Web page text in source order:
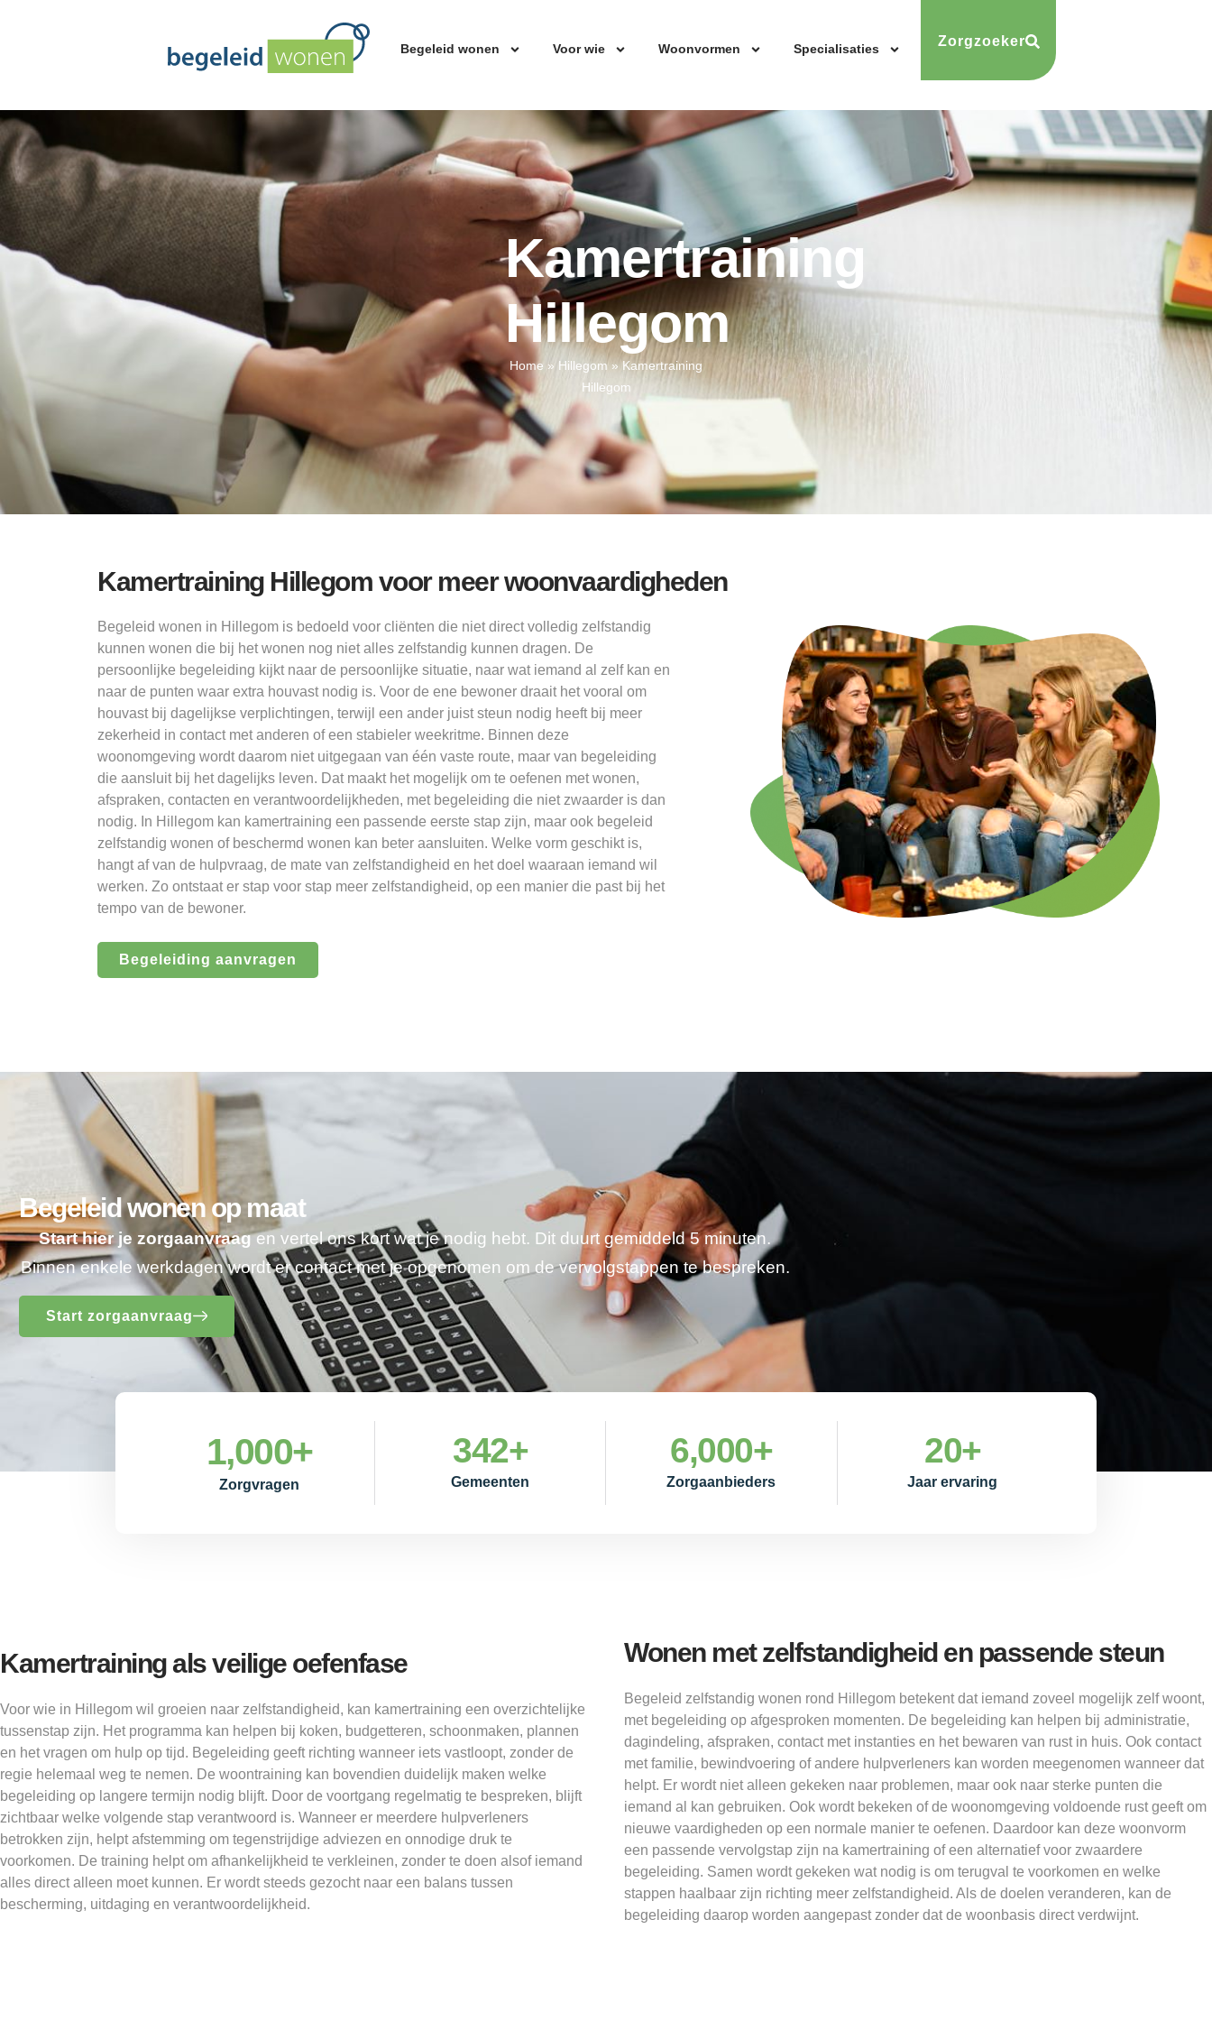
Begeleid wonen Voor wie Woonvormen Specialisaties Zorgzoeker
Kamertraining
Hillegom
Home » Hillegom »Kamertraining
Hillegom
Kamertraining Hillegom voor meer woonvaardigheden
Begeleid wonen in Hillegom is bedoeld voor cliënten die niet direct volledig zelfstandig
kunnen wonen die bij het wonen nog niet alles zelfstandig kunnen dragen. De
persoonlijke begeleiding kijkt naar de persoonlijke situatie, naar wat iemand al zelf kan en
naar de punten waar extra houvast nodig is. Voor de ene bewoner draait het vooral om
houvast bij dagelijkse verplichtingen, terwijl een ander juist steun nodig heeft bij meer
zekerheid in contact met anderen of een stabieler weekritme. Binnen deze
woonomgeving wordt daarom niet uitgegaan van één vaste route, maar van begeleiding
die aansluit bij het dagelijks leven. Dat maakt het mogelijk om te oefenen met wonen,
afspraken, contacten en verantwoordelijkheden, met begeleiding die niet zwaarder is dan
nodig. In Hillegom kan kamertraining een passende eerste stap zijn, maar ook begeleid
zelfstandig wonen of beschermd wonen kan beter aansluiten. Welke vorm geschikt is,
hangt af van de hulpvraag, de mate van zelfstandigheid en het doel waaraan iemand wil
werken. Zo ontstaat er stap voor stap meer zelfstandigheid, op een manier die past bij het
tempo van de bewoner.
Begeleiding aanvragen
Begeleid wonen op maat
Start hier je zorgaanvraagen vertel ons kort wat je nodig hebt. Dit duurt gemiddeld 5 minuten.
Binnen enkele werkdagen wordt er contact met je opgenomen om de vervolgstappen te bespreken.
Start zorgaanvraag
Zorgvragen
1,000+
Gemeenten
342+
Zorgaanbieders
6,000+
Jaar ervaring
20+
Kamertraining als veilige oefenfase
Voor wie in Hillegom wil groeien naar zelfstandigheid, kan kamertraining een overzichtelijke
tussenstap zijn. Het programma kan helpen bij koken, budgetteren, schoonmaken, plannen
en het vragen om hulp op tijd. Begeleiding geeft richting wanneer iets vastloopt, zonder de
regie helemaal weg te nemen. De woontraining kan bovendien duidelijk maken welke
begeleiding op langere termijn nodig blijft. Door de voortgang regelmatig te bespreken, blijft
zichtbaar welke volgende stap verantwoord is. Wanneer er meerdere hulpverleners
betrokken zijn, helpt afstemming om tegenstrijdige adviezen en onnodige druk te
voorkomen. De training helpt om afhankelijkheid te verkleinen, zonder te doen alsof iemand
alles direct alleen moet kunnen. Er wordt steeds gezocht naar een balans tussen
bescherming, uitdaging en verantwoordelijkheid.
Wonen met zelfstandigheid en passende steun
Begeleid zelfstandig wonen rond Hillegom betekent dat iemand zoveel mogelijk zelf woont,
met begeleiding op afgesproken momenten. De begeleiding kan helpen bij administratie,
dagindeling, afspraken, contact met instanties en het bewaren van rust in huis. Ook contact
met familie, bewindvoering of andere hulpverleners kan worden meegenomen wanneer dat
helpt. Er wordt niet alleen gekeken naar problemen, maar ook naar sterke punten die
iemand al kan gebruiken. Ook wordt bekeken of de woonomgeving voldoende rust geeft om
nieuwe vaardigheden op een normale manier te oefenen. Daardoor kan deze woonvorm
een passende vervolgstap zijn na kamertraining of een alternatief voor zwaardere
begeleiding. Samen wordt gekeken wat nodig is om terugval te voorkomen en welke
stappen haalbaar zijn richting meer zelfstandigheid. Als de doelen veranderen, kan de
begeleiding daarop worden aangepast zonder dat de woonbasis direct verdwijnt.